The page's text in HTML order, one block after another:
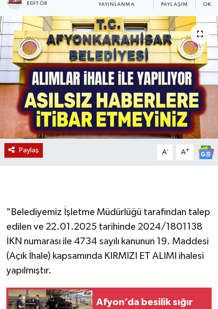
EDITÖR YAYINLANMA PAYLAŞIM
Paylaş A- A+
"Belediyemiz İşletme Müdürlüğü tarafından talep
edilen ve 22.01.2025 tarihinde 2024/1801138
İKN numarası ile 4734 sayılı kanunun 19. Maddesi
(Açık İhale) kapsamında KIRMIZI ET ALIMI ihalesi
yapılmıştır.
Afyon’da besilik sığır
Etkinlikler